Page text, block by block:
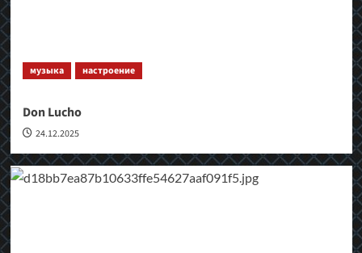
музыка настроение
Don Lucho
24.12.2025